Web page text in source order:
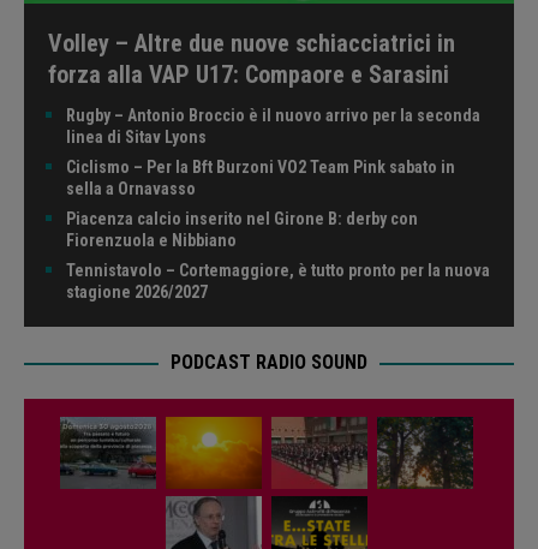
Volley – Altre due nuove schiacciatrici in
forza alla VAP U17: Compaore e Sarasini
Rugby – Antonio Broccio è il nuovo arrivo per la seconda
linea di Sitav Lyons
Ciclismo – Per la Bft Burzoni VO2 Team Pink sabato in
sella a Ornavasso
Piacenza calcio inserito nel Girone B: derby con
Fiorenzuola e Nibbiano
Tennistavolo – Cortemaggiore, è tutto pronto per la nuova
stagione 2026/2027
PODCAST RADIO SOUND